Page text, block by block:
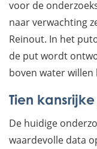
voor de
naar verwachting
Reinout. In het
de put wordt
boven water willen
Tien
De huidige
waardevolle data